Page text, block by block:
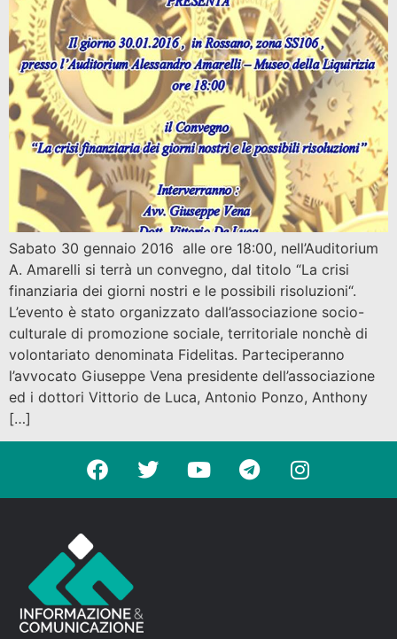
Sabato 30 gennaio 2016 alle ore 18:00, nell’Auditorium
A. Amarelli si terrà un convegno, dal titolo “La crisi
finanziaria dei giorni nostri e le possibili risoluzioni“.
L’evento è stato organizzato dall’associazione socio-
culturale di promozione sociale, territoriale nonchè di
volontariato denominata Fidelitas. Parteciperanno
l’avvocato Giuseppe Vena presidente dell’associazione
ed i dottori Vittorio de Luca, Antonio Ponzo, Anthony
[…]